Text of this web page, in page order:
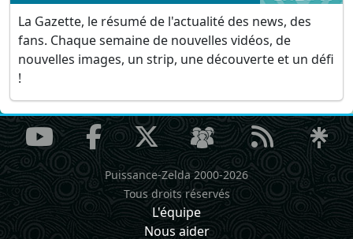
La Gazette, le résumé de l'actualité des news, des
fans. Chaque semaine de nouvelles vidéos, de
nouvelles images, un strip, une découverte et un défi
!
Puissance-Zelda 2000-2026
Tous droits réservés
L'équipe
Nous aider